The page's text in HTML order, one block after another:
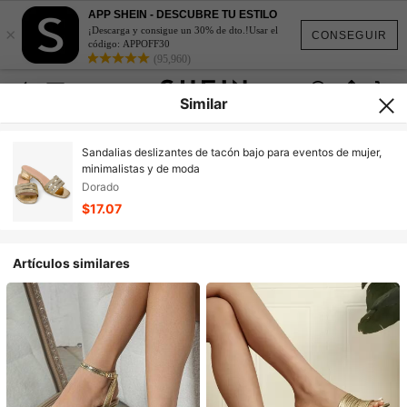
CONSEGUIR
×
APP SHEIN - DESCUBRE TU ESTILO
¡Descarga y consigue un 30% de dto.!Usar el
código: APPOFF30
(95,960)
Similar
Sandalias deslizantes de tacón bajo para eventos de mujer,
minimalistas y de moda
Dorado
$17.07
Artículos similares